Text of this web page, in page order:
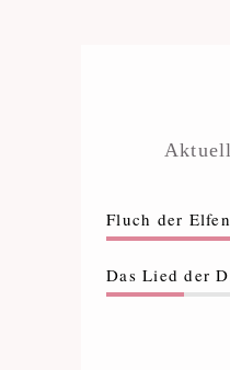
Fluch der
Das Lied der